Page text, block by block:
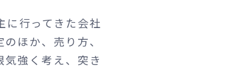
行ってきた会社
ほか、売り方、
強く考え、突き